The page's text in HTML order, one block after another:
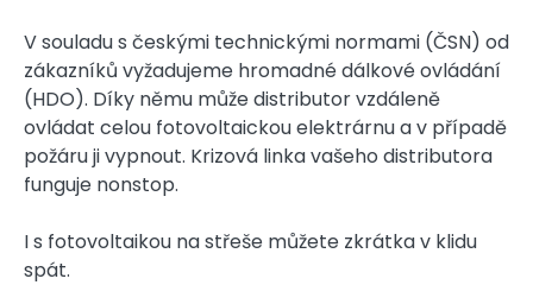
V souladu s českými technickými normami (ČSN) od
zákazníků vyžadujeme hromadné dálkové ovládání
(HDO). Díky němu může distributor vzdáleně
ovládat celou fotovoltaickou elektrárnu a v případě
požáru ji vypnout. Krizová linka vašeho distributora
funguje nonstop.
I s fotovoltaikou na střeše můžete zkrátka v klidu
spát.